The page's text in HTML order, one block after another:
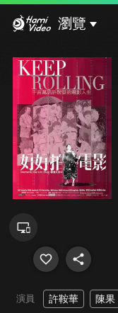
瀏覽
演員 許鞍華 陳果